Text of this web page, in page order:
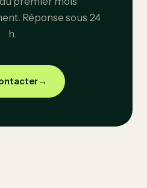
Réponse sous 24
h.
→